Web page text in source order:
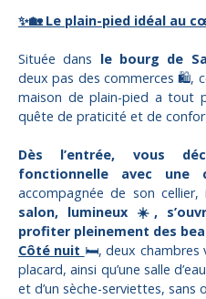
✨🏡 Le plain-pied idéal au
Située dans le bourg de
deux pas des commerces 🛍️,
maison de plain-pied a tout
quête de praticité et de
Dès l’entrée, vous
fonctionnelle avec une
accompagnée de son
salon, lumineux ☀️,
profiter pleinement des
Côté nuit 🛏️, deux chambres
placard, ainsi qu’une salle
et d’un sèche-serviettes, sans